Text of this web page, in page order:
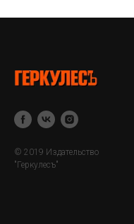
© 2019 Издательство
"Геркулесъ"